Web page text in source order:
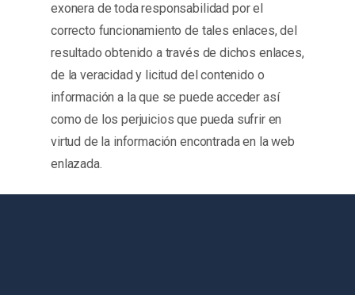
exonera de toda responsabilidad por el
correcto funcionamiento de tales enlaces, del
resultado obtenido a través de dichos enlaces,
de la veracidad y licitud del contenido o
información a la que se puede acceder así
como de los perjuicios que pueda sufrir en
virtud de la información encontrada en la web
enlazada.